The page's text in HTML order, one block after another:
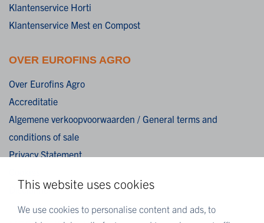
This website uses cookies
We use cookies to personalise content and ads, to
Klantenservice Horti
Klantenservice Mest en Compost
OVER EUROFINS AGRO
Over Eurofins Agro
Accreditatie
Algemene verkoopvoorwaarden / General terms and
conditions of sale
Privacy Statement
Disclaimer